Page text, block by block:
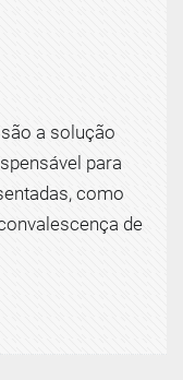
a solução
para
como
de